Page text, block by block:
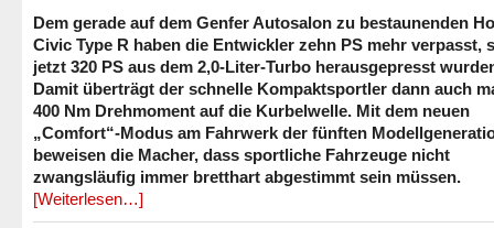
Dem gerade auf dem Genfer Autosalon zu bestaunenden
Civic Type R haben die Entwickler zehn PS mehr verpasst,
jetzt 320 PS aus dem 2,0-Liter-Turbo herausgepresst
Damit überträgt der schnelle Kompaktsportler dann auch
400 Nm Drehmoment auf die Kurbelwelle. Mit dem neuen
„Comfort“-Modus am Fahrwerk der fünften
beweisen die Macher, dass sportliche Fahrzeuge nicht
zwangsläufig immer bretthart abgestimmt sein müssen.
[Weiterlesen…]